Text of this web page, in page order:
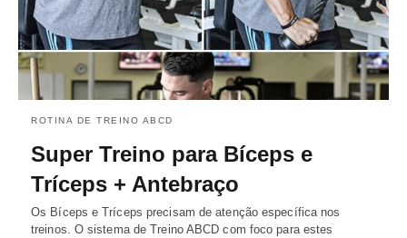
ROTINA DE TREINO ABCD
Super Treino para Bíceps e
Tríceps + Antebraço
Os Bíceps e Tríceps precisam de atenção específica nos
treinos. O sistema de Treino ABCD com foco para estes